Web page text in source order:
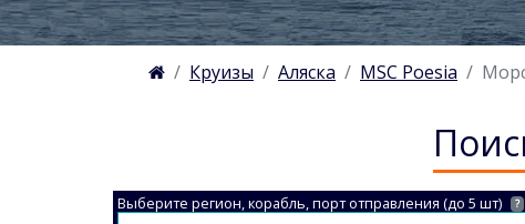
Круизы Аляска MSC Poesia
Выберите регион, корабль, порт отправления (до 5 шт) ?